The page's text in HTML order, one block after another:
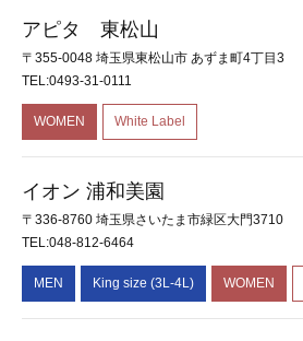
アピタ 東松山
〒355-0048 埼玉県東松山市 あずま町4丁目3
TEL:0493-31-0111
WOMEN White Label
イオン 浦和美園
〒336-8760 埼玉県さいたま市緑区大門3710
TEL:048-812-6464
MEN King size (3L-4L) WOMEN